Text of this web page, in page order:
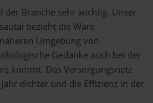
der Branche sehr wichtig. Unser
bezieht die Ware
Umgebung von
Gedanke auch bei der
kommt. Das Versorgungsnetz
dichter und die Effizienz in der